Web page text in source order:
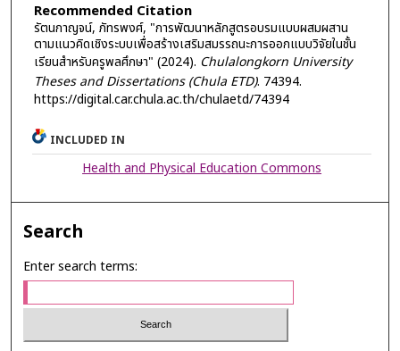
Recommended Citation
รัตนกาญจน์, ภัทรพงศ์, "การพัฒนาหลักสูตรอบรมแบบผสมผสาน
ตามแนวคิดเชิงระบบเพื่อสร้างเสริมสมรรถนะการออกแบบวิจัยในชั้น
เรียนสำหรับครูพลศึกษา" (2024). Chulalongkorn University
Theses and Dissertations (Chula ETD). 74394.
https://digital.car.chula.ac.th/chulaetd/74394
INCLUDED IN
Health and Physical Education Commons
Search
Enter search terms: